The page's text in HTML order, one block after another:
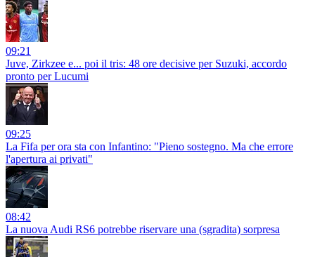
09:21
Juve, Zirkzee e... poi il tris: 48 ore decisive per Suzuki, accordo
pronto per Lucumi
09:25
La Fifa per ora sta con Infantino: "Pieno sostegno. Ma che errore
l'apertura ai privati"
08:42
La nuova Audi RS6 potrebbe riservare una (sgradita) sorpresa